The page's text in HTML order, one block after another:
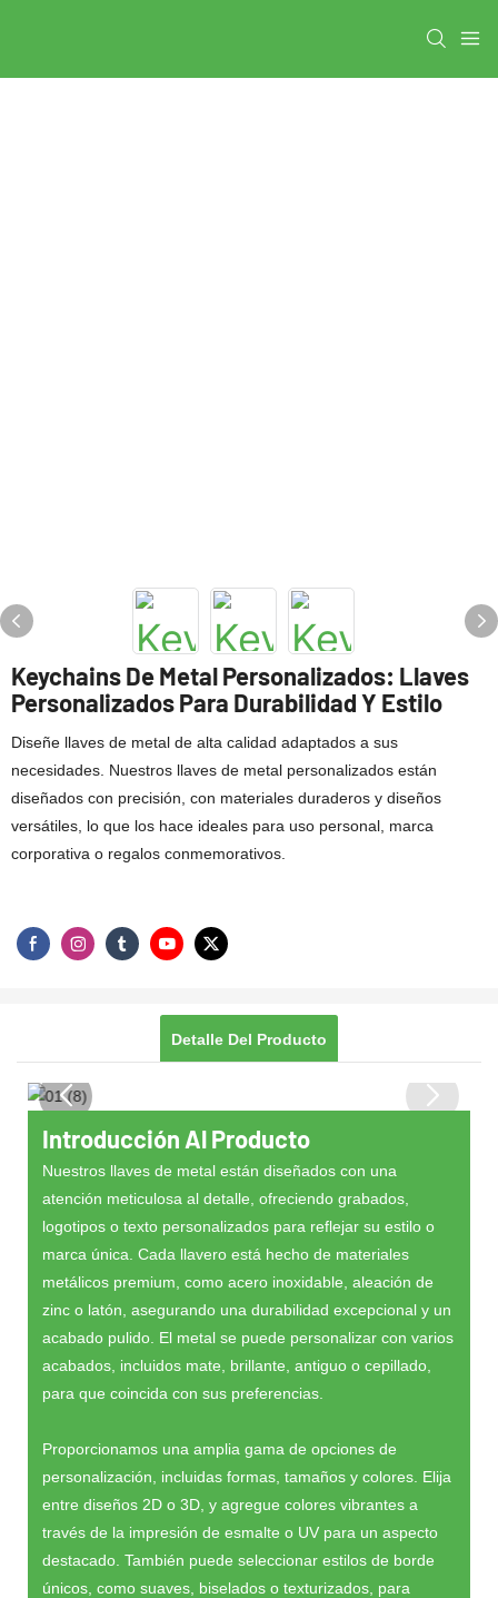
Keychains De Metal Personalizados: Llaves
Personalizados Para Durabilidad Y Estilo
Diseñe llaves de metal de alta calidad adaptados a sus
necesidades. Nuestros llaves de metal personalizados están
diseñados con precisión, con materiales duraderos y diseños
versátiles, lo que los hace ideales para uso personal, marca
corporativa o regalos conmemorativos.
Detalle Del Producto
Introducción Al Producto
Nuestros llaves de metal están diseñados con una
atención meticulosa al detalle, ofreciendo grabados,
logotipos o texto personalizados para reflejar su estilo o
marca única. Cada llavero está hecho de materiales
metálicos premium, como acero inoxidable, aleación de
zinc o latón, asegurando una durabilidad excepcional y un
acabado pulido. El metal se puede personalizar con varios
acabados, incluidos mate, brillante, antiguo o cepillado,
para que coincida con sus preferencias.
Proporcionamos una amplia gama de opciones de
personalización, incluidas formas, tamaños y colores. Elija
entre diseños 2D o 3D, y agregue colores vibrantes a
través de la impresión de esmalte o UV para un aspecto
destacado. También puede seleccionar estilos de borde
únicos, como suaves, biselados o texturizados, para